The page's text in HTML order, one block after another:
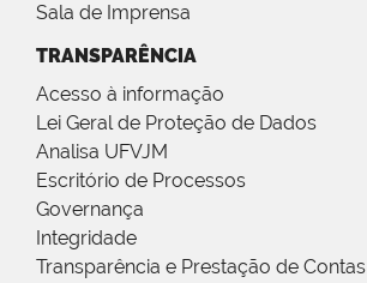
Sala de Imprensa
TRANSPARÊNCIA
Acesso à informação
Lei Geral de Proteção de Dados
Analisa UFVJM
Escritório de Processos
Governança
Integridade
Transparência e Prestação de Contas